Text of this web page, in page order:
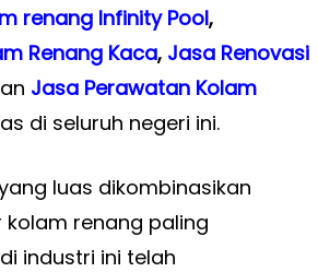
renang Infinity Pool,
Renang Kaca, Jasa Renovasi
Jasa Perawatan Kolam
di seluruh negeri ini.
luas dikombinasikan
renang paling
industri ini telah